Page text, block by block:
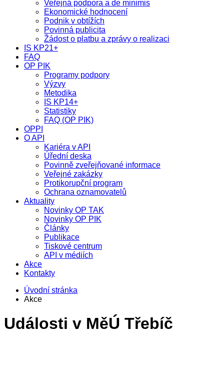
Veřejná podpora a de minimis
Ekonomické hodnocení
Podnik v obtížích
Povinná publicita
Žádost o platbu a zprávy o realizaci
IS KP21+
FAQ
OP PIK
Programy podpory
Výzvy
Metodika
IS KP14+
Statistiky
FAQ (OP PIK)
OPPI
O API
Kariéra v API
Úřední deska
Povinně zveřejňované informace
Veřejné zakázky
Protikorupční program
Ochrana oznamovatelů
Aktuality
Novinky OP TAK
Novinky OP PIK
Články
Publikace
Tiskové centrum
API v médiích
Akce
Kontakty
Úvodní stránka
Akce
Události v MěÚ Třebíč